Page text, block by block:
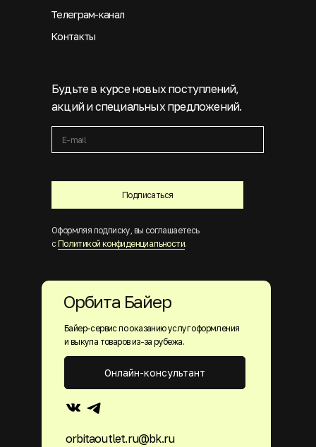
Подписаться
Будьте в курсе новых поступлений,
акций и специальных предложений.
Оформляя подписку, вы соглашаетесь
с Политикой конфиденциальности.
Телеграм-канал
Контакты
Байер-сервис по оказанию услуг оформления
и выкупа товаров из-за рубежа.
orbitaoutlet.ru@bk.ru
Онлайн-консультант
Орбита Байер